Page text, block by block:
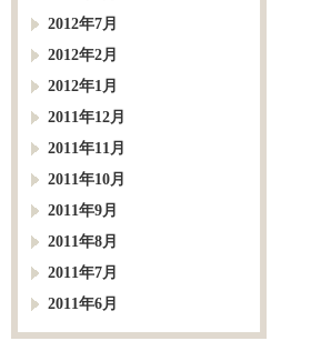
2012年7月
2012年2月
2012年1月
2011年12月
2011年11月
2011年10月
2011年9月
2011年8月
2011年7月
2011年6月